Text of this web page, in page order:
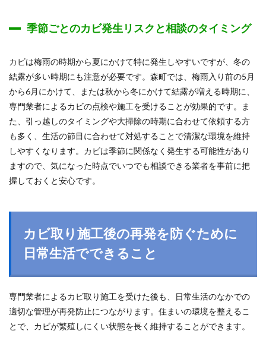
季節ごとのカビ発生リスクと相談のタイミング
カビは梅雨の時期から夏にかけて特に発生しやすいですが、冬の
結露が多い時期にも注意が必要です。森町では、梅雨入り前の5月
から6月にかけて、または秋から冬にかけて結露が増える時期に、
専門業者によるカビの点検や施工を受けることが効果的です。ま
た、引っ越しのタイミングや大掃除の時期に合わせて依頼する方
も多く、生活の節目に合わせて対処することで清潔な環境を維持
しやすくなります。カビは季節に関係なく発生する可能性があり
ますので、気になった時点でいつでも相談できる業者を事前に把
握しておくと安心です。
カビ取り施工後の再発を防ぐために
日常生活でできること
専門業者によるカビ取り施工を受けた後も、日常生活のなかでの
適切な管理が再発防止につながります。住まいの環境を整えるこ
とで、カビが繁殖しにくい状態を長く維持することができます。